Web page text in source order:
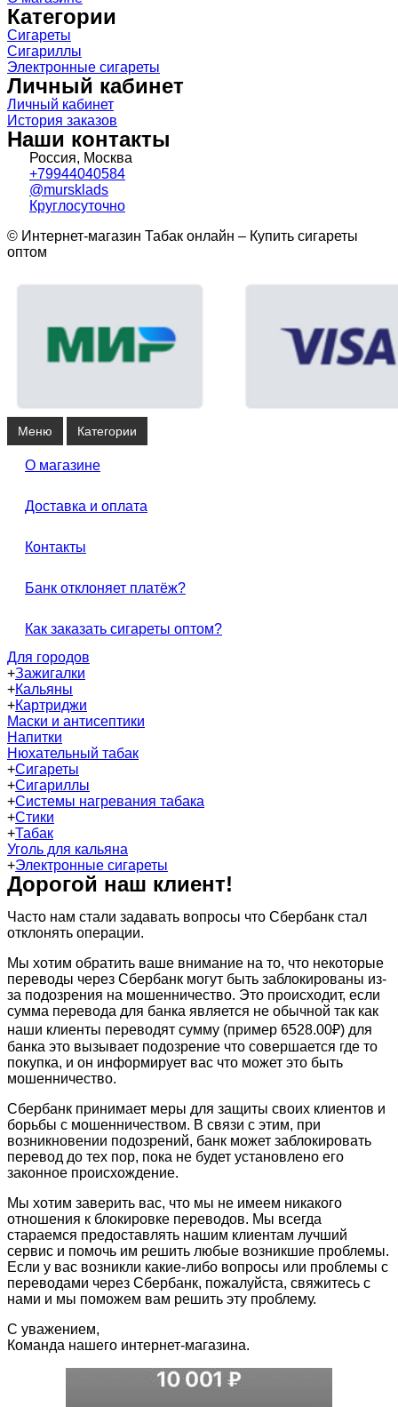
Категории
Сигареты
Сигариллы
Электронные сигареты
Личный кабинет
Личный кабинет
История заказов
Наши контакты
Россия, Москва
+79944040584
@mursklads
Круглосуточно
© Интернет-магазин Табак онлайн – Купить сигареты
оптом
Меню Категории
О магазине
Доставка и оплата
Контакты
Банк отклоняет платёж?
Как заказать сигареты оптом?
Для городов
+Зажигалки
+Кальяны
+Картриджи
Маски и антисептики
Напитки
Нюхательный табак
+Сигареты
+Сигариллы
+Системы нагревания табака
+Стики
+Табак
Уголь для кальяна
+Электронные сигареты
Дорогой наш клиент!
Часто нам стали задавать вопросы что Сбербанк стал
отклонять операции.
Мы хотим обратить ваше внимание на то, что некоторые
переводы через Сбербанк могут быть заблокированы из-
за подозрения на мошенничество. Это происходит, если
сумма перевода для банка является не обычной так как
наши клиенты переводят сумму (пример 6528.00₽) для
банка это вызывает подозрение что совершается где то
покупка, и он информирует вас что может это быть
мошенничество.
Сбербанк принимает меры для защиты своих клиентов и
борьбы с мошенничеством. В связи с этим, при
возникновении подозрений, банк может заблокировать
перевод до тех пор, пока не будет установлено его
законное происхождение.
Мы хотим заверить вас, что мы не имеем никакого
отношения к блокировке переводов. Мы всегда
стараемся предоставлять нашим клиентам лучший
сервис и помочь им решить любые возникшие проблемы.
Если у вас возникли какие-либо вопросы или проблемы с
переводами через Сбербанк, пожалуйста, свяжитесь с
нами и мы поможем вам решить эту проблему.
С уважением,
Команда нашего интернет-магазина.